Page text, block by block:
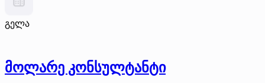
გელა
მოლარე კონსულტანტი